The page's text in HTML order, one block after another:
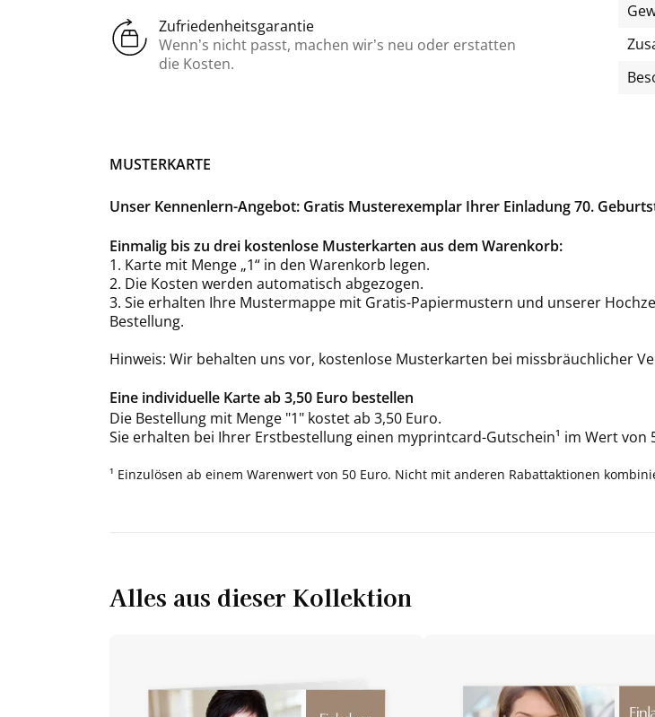
Zufriedenheitsgarantie
Wenn’s nicht passt, machen wir’s neu oder erstatten
die Kosten.
MUSTERKARTE
Unser Kennenlern-Angebot: Gratis Musterexemplar Ihrer Einladung 70.
Einmalig bis zu drei kostenlose Musterkarten aus dem Warenkorb:
1. Karte mit Menge „1“ in den Warenkorb legen.
2. Die Kosten werden automatisch abgezogen.
3. Sie erhalten Ihre Mustermappe mit Gratis-Papiermustern und unserer
Bestellung.
Hinweis: Wir behalten uns vor, kostenlose Musterkarten bei missbräuchlicher
Eine individuelle Karte ab 3,50 Euro bestellen
Die Bestellung mit Menge "1" kostet ab 3,50 Euro.
Sie erhalten bei Ihrer Erstbestellung einen myprintcard-Gutschein¹ im Wert von
¹ Einzulösen ab einem Warenwert von 50 Euro. Nicht mit anderen Rabattaktionen
Alles aus dieser Kollektion